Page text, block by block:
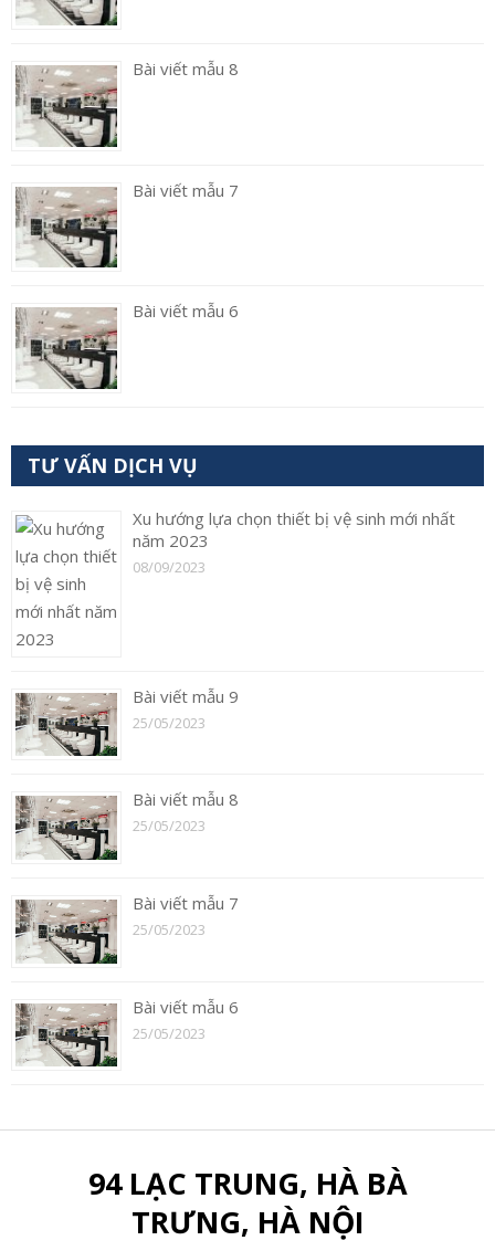
Bài viết mẫu 8
Bài viết mẫu 7
Bài viết mẫu 6
TƯ VẤN DỊCH VỤ
Xu hướng lựa chọn thiết bị vệ sinh mới nhất
năm 2023
08/09/2023
Bài viết mẫu 9
25/05/2023
Bài viết mẫu 8
25/05/2023
Bài viết mẫu 7
25/05/2023
Bài viết mẫu 6
25/05/2023
94 LẠC TRUNG, HÀ BÀ
TRƯNG, HÀ NỘI